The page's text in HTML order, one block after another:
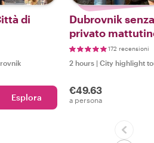
di
Esplora
Dubrovnik
privato
172 recensioni
2 hours | City highlight
€49.63
a persona